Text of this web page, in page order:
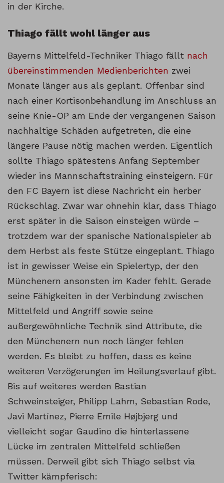
in der Kirche.
Thiago fällt wohl länger aus
Bayerns Mittelfeld-Techniker Thiago fällt nach
übereinstimmenden Medienberichten zwei
Monate länger aus als geplant. Offenbar sind
nach einer Kortisonbehandlung im Anschluss an
seine Knie-OP am Ende der vergangenen Saison
nachhaltige Schäden aufgetreten, die eine
längere Pause nötig machen werden. Eigentlich
sollte Thiago spätestens Anfang September
wieder ins Mannschaftstraining einsteigern. Für
den FC Bayern ist diese Nachricht ein herber
Rückschlag. Zwar war ohnehin klar, dass Thiago
erst später in die Saison einsteigen würde –
trotzdem war der spanische Nationalspieler ab
dem Herbst als feste Stütze eingeplant. Thiago
ist in gewisser Weise ein Spielertyp, der den
Münchenern ansonsten im Kader fehlt. Gerade
seine Fähigkeiten in der Verbindung zwischen
Mittelfeld und Angriff sowie seine
außergewöhnliche Technik sind Attribute, die
den Münchenern nun noch länger fehlen
werden. Es bleibt zu hoffen, dass es keine
weiteren Verzögerungen im Heilungsverlauf gibt.
Bis auf weiteres werden Bastian
Schweinsteiger, Philipp Lahm, Sebastian Rode,
Javi Martínez, Pierre Emile Højbjerg und
vielleicht sogar Gaudino die hinterlassene
Lücke im zentralen Mittelfeld schließen
müssen. Derweil gibt sich Thiago selbst via
Twitter kämpferisch: